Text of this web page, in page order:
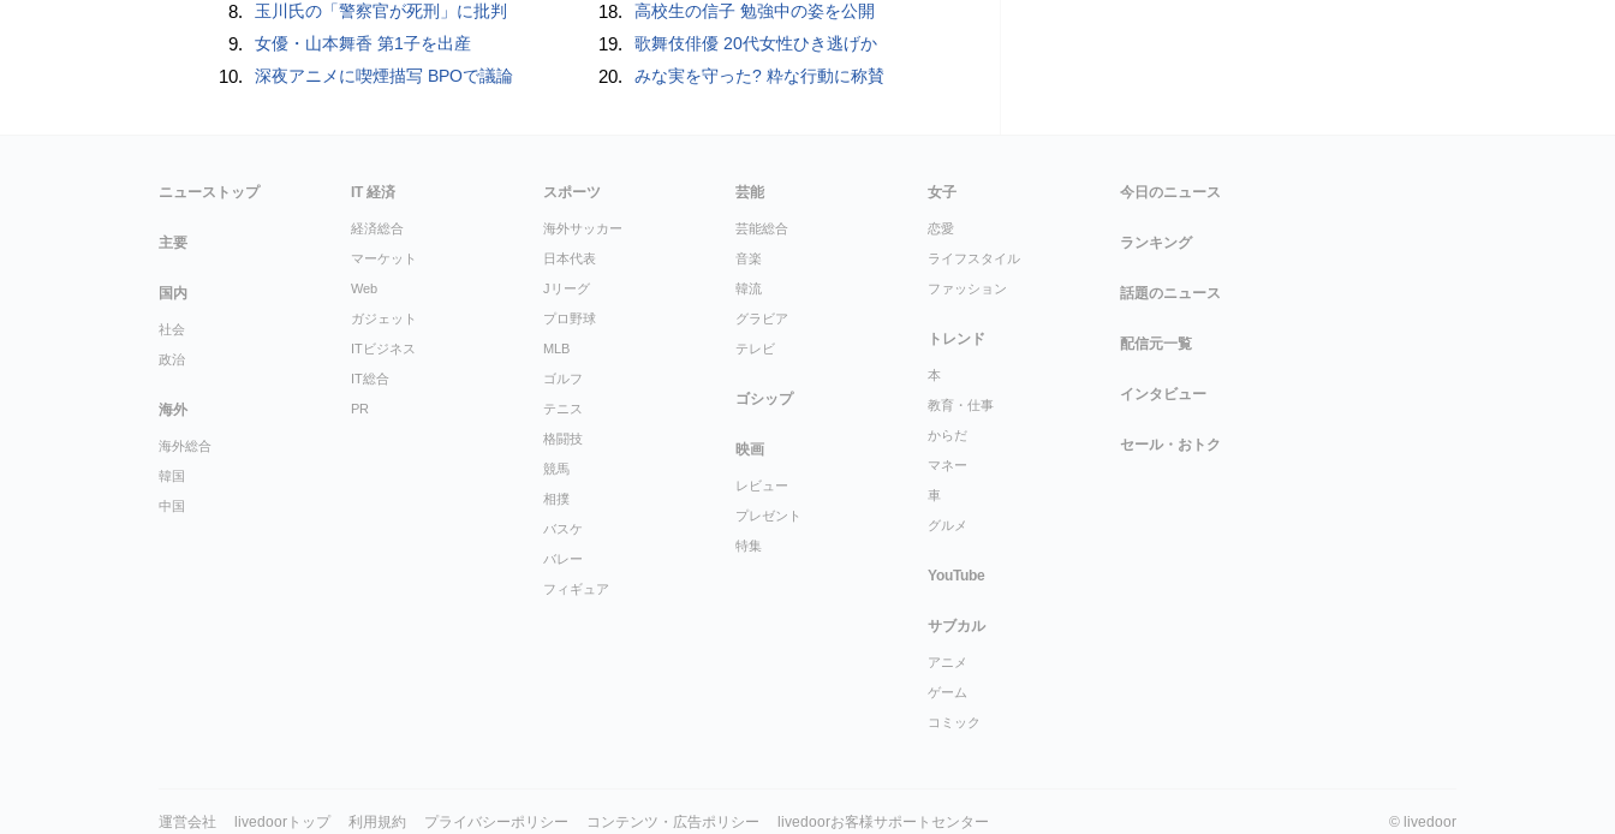
8. 玉川氏の「警察官が死刑」に批判
9. 女優・山本舞香 第1子を出産
10. 深夜アニメに喫煙描写 BPOで議論
18. 高校生の信子 勉強中の姿を公開
19. 歌舞伎俳優 20代女性ひき逃げか
20. みな実を守った? 粋な行動に称賛
ニューストップ
主要
国内
社会
政治
海外
海外総合
韓国
中国
IT 経済
経済総合
マーケット
Web
ガジェット
ITビジネス
IT総合
PR
スポーツ
海外サッカー
日本代表
Jリーグ
プロ野球
MLB
ゴルフ
テニス
格闘技
競馬
相撲
バスケ
バレー
フィギュア
芸能
芸能総合
音楽
韓流
グラビア
テレビ
ゴシップ
映画
レビュー
プレゼント
特集
女子
恋愛
ライフスタイル
ファッション
トレンド
本
教育・仕事
からだ
マネー
車
グルメ
YouTube
サブカル
アニメ
ゲーム
コミック
今日のニュース
ランキング
話題のニュース
配信元一覧
インタビュー
セール・おトク
運営会社 livedoorトップ 利用規約 プライバシーポリシー コンテンツ・広告ポリシー livedoorお客様サポートセンター © livedoor